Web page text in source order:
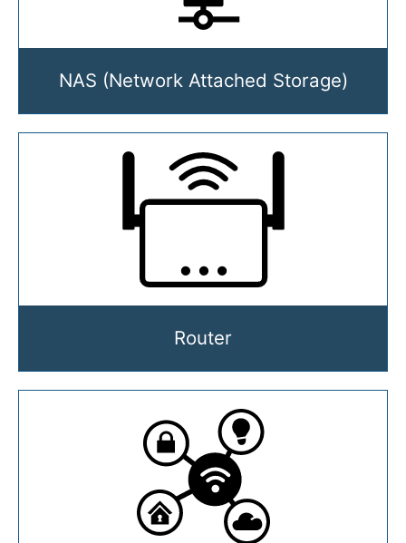
NAS (Network Attached Storage)
Router